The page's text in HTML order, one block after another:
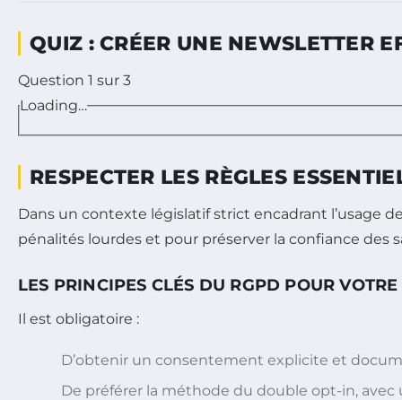
QUIZ : CRÉER UNE NEWSLETTER
Question 1 sur 3
Sélectionnez la bonne réponse parmi les
Loading…
RESPECTER LES RÈGLES
Dans un contexte législatif strict encadrant l’usage
pénalités lourdes et pour préserver la confiance des
LES PRINCIPES CLÉS DU RGPD POUR
Il est obligatoire :
D’obtenir un consentement explicite et
De préférer la méthode du double opt-in,